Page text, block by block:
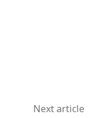
Next article